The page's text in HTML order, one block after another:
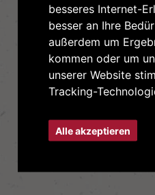
besseres Internet-
besser an Ihre
außerdem um
kommen oder um
unserer Website
Tracking-
Alle akzeptieren